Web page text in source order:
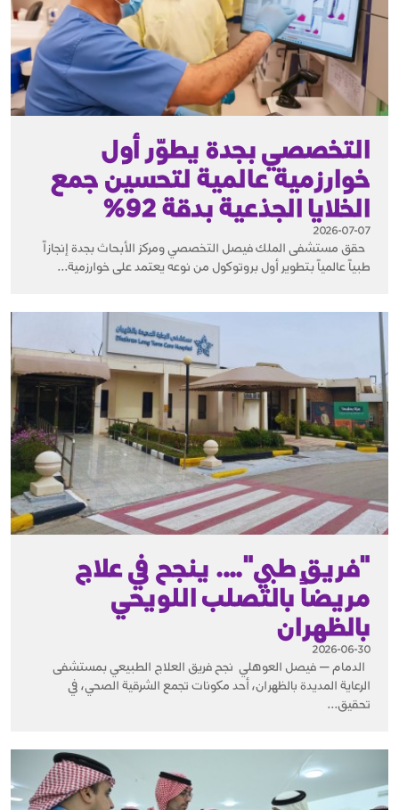
التخصصي بجدة يطوّر أول
خوارزمية عالمية لتحسين جمع
الخلايا الجذعية بدقة 92%
2026-07-07
حقق مستشفى الملك فيصل التخصصي ومركز الأبحاث بجدة إنجازاً
طبياً عالمياً بتطوير أول بروتوكول من نوعه يعتمد على خوارزمية...
"فريق طبي"…. ينجح في علاج
مريضاً بالتصلب اللويحي
بالظهران
2026-06-30
الدمام — فيصل العوهلي نجح فريق العلاج الطبيعي بمستشفى
الرعاية المديدة بالظهران، أحد مكونات تجمع الشرقية الصحي، في
تحقيق...